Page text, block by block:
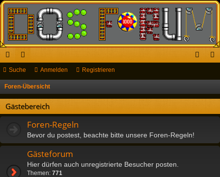
ch
ne
llz
ug
or
en
el
de
rie
re
Suche Anmelden Registrieren
Foren-Übersicht
u
Gästebereich
Foren-Regeln
Bevor du postest, beachte bitte unsere Foren-Regeln!
Gästeforum
Hier dürfen auch unregistrierte Besucher posten.
Themen: 771